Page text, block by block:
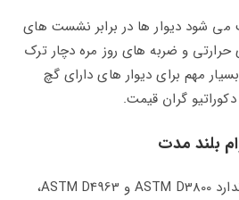
شود دیوار ها در برابر نشست‌ های
و ضربه‌ های روز مره دچار ترک‌
مهم برای دیوار های دارای گچ‌
گران‌ قیمت.
بلند مدت
بر اساس آزمون‌ های استاندارد ASTM D3800 و ASTM D4963،